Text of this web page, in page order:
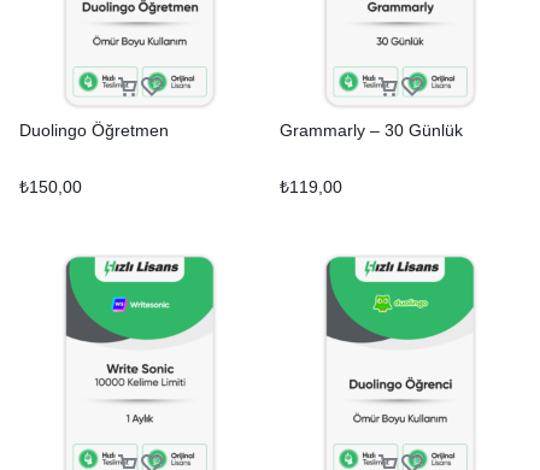
Duolingo Öğretmen
₺150,00
Grammarly – 30 Günlük
₺119,00